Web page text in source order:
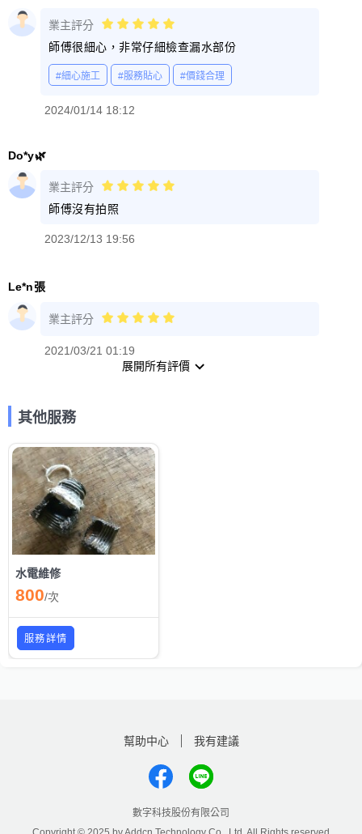
業主評分
師傅很細心，非常仔細檢查漏水部份
#細心施工 #服務貼心 #價錢合理
2024/01/14 18:12
Do*y🌿
業主評分
師傅沒有拍照
2023/12/13 19:56
Le*n張
業主評分
2021/03/21 01:19
展開所有評價
其他服務
水電維修
800/次
服務詳情
幫助中心 我有建議
數字科技股份有限公司